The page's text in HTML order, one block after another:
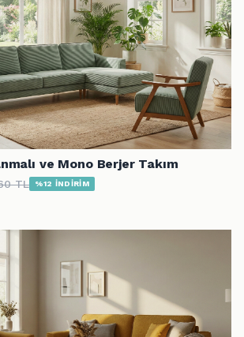
ve Mono Berjer Takım
TL %12 İNDİRİM